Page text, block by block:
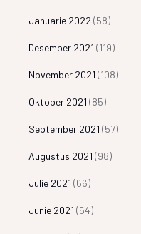
Januarie 2022 (58)
Desember 2021 (119)
November 2021 (108)
Oktober 2021 (85)
September 2021 (57)
Augustus 2021 (98)
Julie 2021 (66)
Junie 2021 (54)